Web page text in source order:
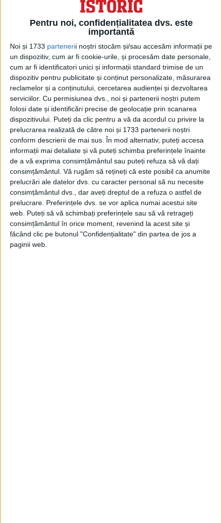
Pentru noi, confidențialitatea dvs. este
importantă
Noi și 1733 partenerii noștri stocăm și/sau accesăm informații pe
un dispozitiv, cum ar fi cookie-urile, și procesăm date personale,
cum ar fi identificatori unici și informații standard trimise de un
dispozitiv pentru publicitate și conținut personalizate, măsurarea
reclamelor și a conținutului, cercetarea audienței și dezvoltarea
serviciilor. Cu permisiunea dvs., noi și partenerii noștri putem
folosi date și identificări precise de geolocație prin scanarea
dispozitivului. Puteți da clic pentru a vă da acordul cu privire la
prelucrarea realizată de către noi și 1733 partenerii noștri
conform descrierii de mai sus. În mod alternativ, puteți accesa
informații mai detaliate și vă puteți schimba preferințele înainte
de a vă exprima consimțământul sau puteți refuza să vă dați
consimțământul. Vă rugăm să rețineți că este posibil ca anumite
prelucrări ale datelor dvs. cu caracter personal să nu necesite
consimțământul dvs., dar aveți dreptul de a refuza o astfel de
prelucrare. Preferințele dvs. se vor aplica numai acestui site
web. Puteți să vă schimbați preferințele sau să vă retrageți
consimțământul în orice moment, revenind la acest site și
făcând clic pe butonul "Confidențialitate" din partea de jos a
paginii web.
Cum liceul nu avea clădire proprie, după
multe stăruințe eforia prevede suma de
30.000 lei . Încep lucrările, dar după trei ani
Craiova e zguduită de un cutremur
puternic care aduce pagube pagube
importante construcției. Clădirea va fi
finalizată în 1848.
ÎN AFARA CURȚII BISERICII